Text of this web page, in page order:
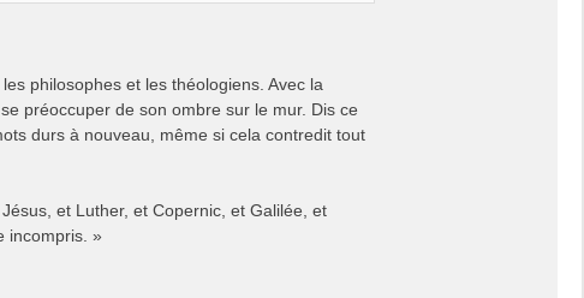
philosophes et les théologiens. Avec la
préoccuper de son ombre sur le mur. Dis ce
durs à nouveau, même si cela contredit tout
et Luther, et Copernic, et Galilée, et
incompris. »